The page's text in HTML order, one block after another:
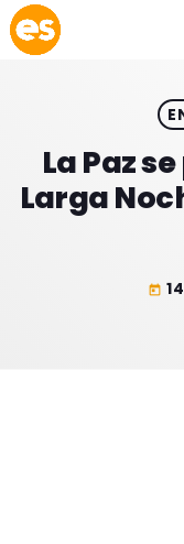
play_arrow EMISIÓN LA
play_arrow EMISIÓN
La Paz
Larga
today